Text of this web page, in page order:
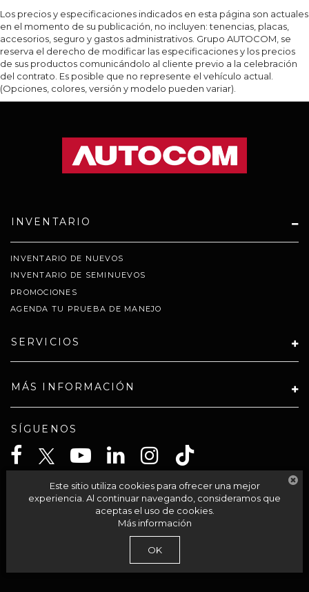
Los precios y especificaciones indicados en esta página son actuales
en el momento de su publicación, no incluyen: tenencias, placas,
accesorios, seguro y gastos administrativos. Grupo AUTOCOM, se
reserva el derecho de modificar las especificaciones y los precios
de sus productos comunicándolo al cliente previo a la celebración
del contrato. Es posible que no represente el vehículo actual.
(Opciones, colores, versión y modelo pueden variar).
INVENTARIO
INVENTARIO DE NUEVOS
INVENTARIO DE SEMINUEVOS
PROMOCIONES
AGENDA TU PRUEBA DE MANEJO
SERVICIOS
MÁS INFORMACIÓN
SÍGUENOS
CELTA SOLUCIONES SA PI DE CV
Av Acueducto 95-int 201,Morelia,
Contáctanos |Aviso de Privacidad
Este sitio utiliza cookies para ofrecer una mejor
experiencia. Al continuar navegando, consideramos que
aceptas el uso de cookies.
Más información
OK